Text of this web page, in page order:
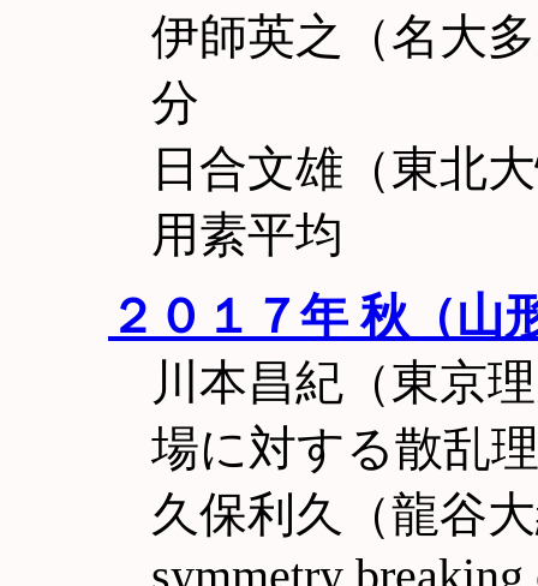
伊師英之（名大
分
日合文雄（東北
用素平均
２０１７年 秋（山
川本昌紀（東京
場に対する散乱
久保利久（龍谷